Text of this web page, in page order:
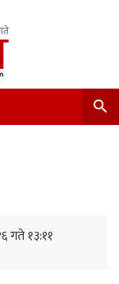
गते १३:११